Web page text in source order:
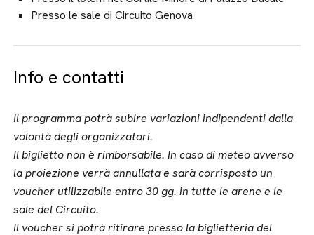
Presso le sale di Circuito Genova
Info e contatti
Il programma potrà subire variazioni indipendenti dalla
volontà degli organizzatori.
Il biglietto non è rimborsabile. In caso di meteo avverso
la proiezione verrà annullata e sarà corrisposto un
voucher utilizzabile entro 30 gg. in tutte le arene e le
sale del Circuito.
Il voucher si potrà ritirare presso la biglietteria del